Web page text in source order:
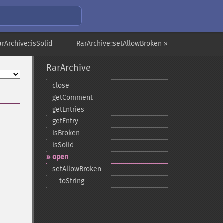
RarArchive::setAllowBroken »
RarArchive
close
getComment
getEntries
getEntry
isBroken
isSolid
open
setAllowBroken
_​_​toString